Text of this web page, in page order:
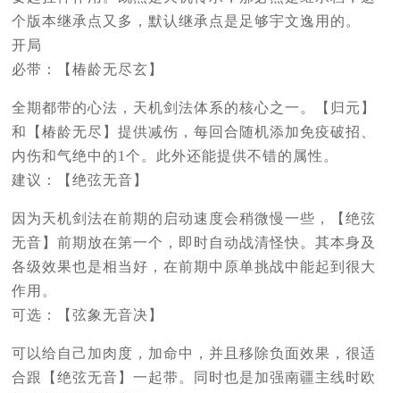
个版本继承点又多，默认继承点是足够宇文逸用的。
开局
必带：【椿龄无尽玄】
全期都带的心法，天机剑法体系的核心之一。【归元】
和【椿龄无尽】提供减伤，每回合随机添加免疫破招、
内伤和气绝中的1个。此外还能提供不错的属性。
建议：【绝弦无音】
因为天机剑法在前期的启动速度会稍微慢一些，【绝弦
无音】前期放在第一个，即时自动战清怪快。其本身及
各级效果也是相当好，在前期中原单挑战中能起到很大
作用。
可选：【弦象无音决】
可以给自己加肉度，加命中，并且移除负面效果，很适
合跟【绝弦无音】一起带。同时也是加强南疆主线时欧